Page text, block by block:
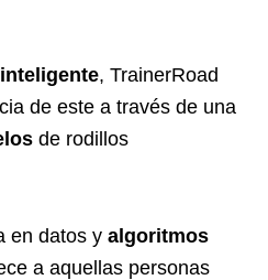
, TrainerRoad
de este a través de una
de rodillos
en datos y algoritmos
a aquellas personas